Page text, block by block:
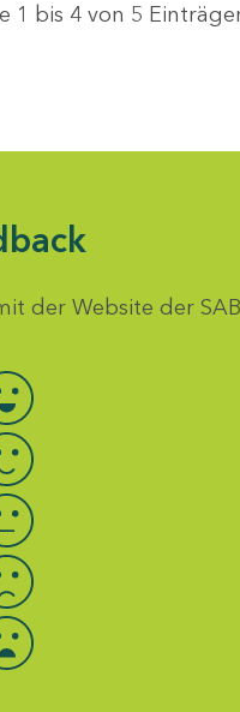
1 bis 4 von 5
der Website der
auswählen